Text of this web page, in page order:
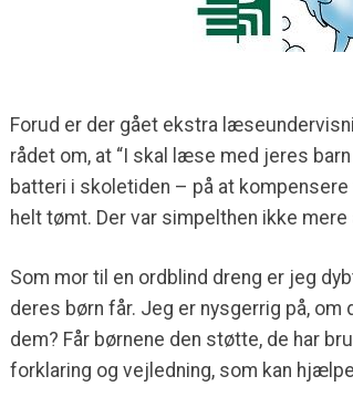
Forud er der gået ekstra
rådet om, at “I skal læse med jeres
batteri i skoletiden – på at
helt tømt. Der var simpelthen ikke mere
Som mor til en ordblind dreng er jeg
deres børn får. Jeg er nysgerrig på,
dem? Får børnene den støtte, de har
forklaring og vejledning, som kan